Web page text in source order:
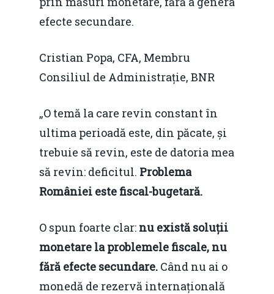
efecte secundare.
Cristian Popa, CFA, Membru
Consiliul de Administrație, BNR
„O temă la care revin constant în
ultima perioadă este, din păcate, și
trebuie să revin, este de datoria mea
să revin: deficitul. Problema
României este fiscal-bugetară.
O spun foarte clar: nu există soluții
monetare la problemele fiscale, nu
fără efecte secundare. Când nu ai o
monedă de rezervă internațională